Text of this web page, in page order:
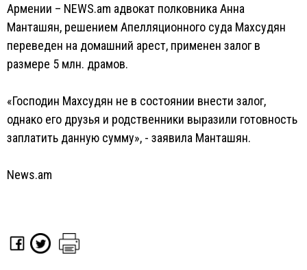
Армении – NEWS.am адвокат полковника Анна
Манташян, решением Апелляционного суда Махсудян
переведен на домашний арест, применен залог в
размере 5 млн. драмов.
«Господин Махсудян не в состоянии внести залог,
однако его друзья и родственники выразили готовность
заплатить данную сумму», - заявила Манташян.
News.am